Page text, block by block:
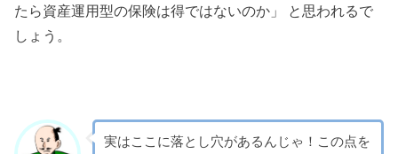
たら資産運用型の保険は得ではないのか」 と思われるで
しょう。
実はここに落とし穴があるんじゃ！この点を